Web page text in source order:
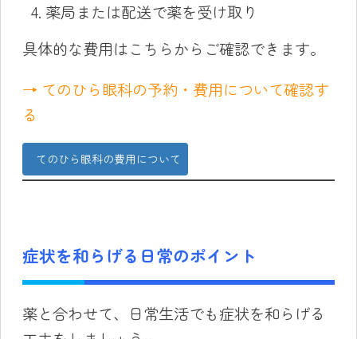
薬局または配送で薬を受け取り
具体的な費用はこちらからご確認できます。
→ てのひら眼科の予約・費用について確認す
る
てのひら眼科の費用について
症状を和らげる日常のポイント
薬と合わせて、日常生活でも症状を和らげる